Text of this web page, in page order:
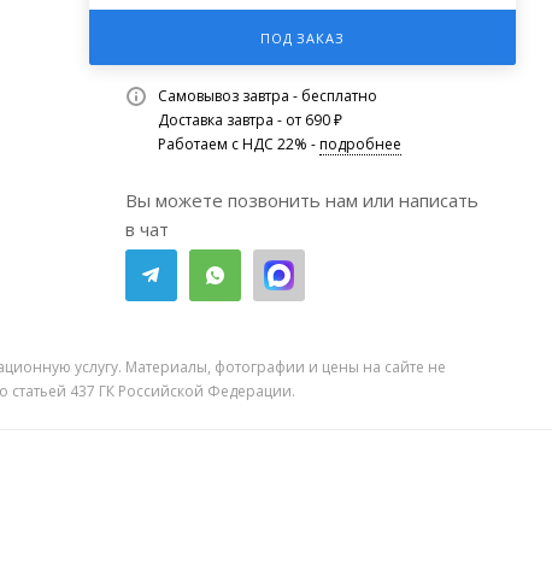
ПОД ЗАКАЗ
Самовывоз завтра - бесплатно
Доставка завтра - от 690 ₽
Работаем с НДС 22% -подробнее
Вы можете позвонить нам или написать
в чат
услугу. Материалы, фотографии и цены на сайте не
статьей 437 ГК Российской Федерации.